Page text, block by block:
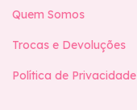
Quem Somos
Trocas e Devoluções
Política de Privacidade